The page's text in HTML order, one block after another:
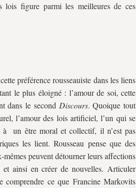
lois figure parmi les meilleures de ces
préférence rousseauiste dans les liens
le plus éloigné : l’amour de soi, cette
dans le second Discours. Quoique tout
l’amour des lois artificiel, l’un qui se
un être moral et collectif, il n’est pas
les lient. Rousseau pense que des
peuvent détourner leurs affections
et ainsi en créer de nouvelles. Articuler
ce que Francine Markovits